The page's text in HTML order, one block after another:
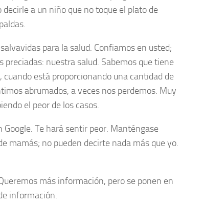
a un niño que no toque el plato de
para la salud. Confiamos en usted;
nuestra salud. Sabemos que tiene
está proporcionando una cantidad de
abrumados, a veces nos perdemos. Muy
el peor de los casos.
Te hará sentir peor. Manténgase
mamás; no pueden decirte nada más que yo.
más información, pero se ponen en
información.